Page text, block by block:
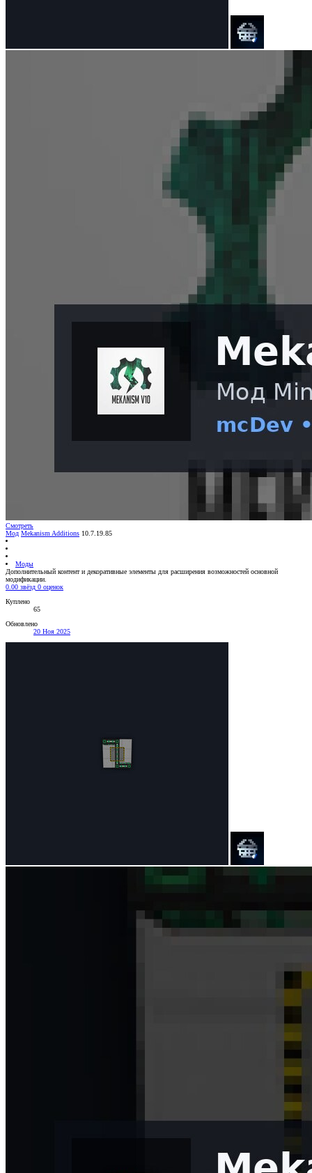
Смотреть
Мод Mekanism Additions 10.7.19.85
Моды
Дополнительный контент и декоративные элементы для расширения возможностей основной
модификации.
0.00 звёзд 0 оценок
Куплено
65
Обновлено
20 Ноя 2025